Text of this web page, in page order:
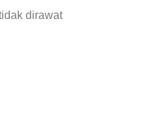
dirawat